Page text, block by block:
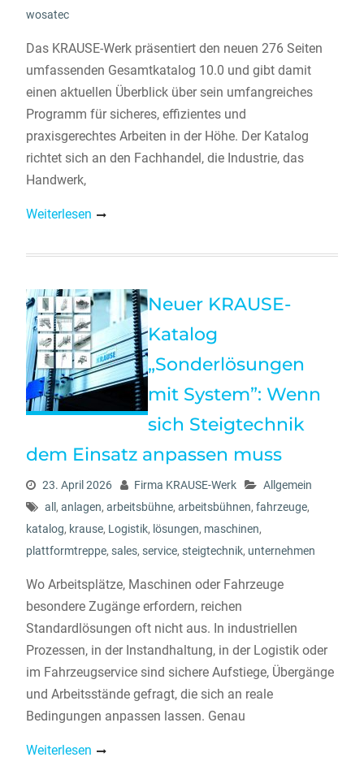
wosatec
Das KRAUSE-Werk präsentiert den neuen 276 Seiten
umfassenden Gesamtkatalog 10.0 und gibt damit
einen aktuellen Überblick über sein umfangreiches
Programm für sicheres, effizientes und
praxisgerechtes Arbeiten in der Höhe. Der Katalog
richtet sich an den Fachhandel, die Industrie, das
Handwerk,
Weiterlesen
Neuer KRAUSE-
Katalog
„Sonderlösungen
mit System”: Wenn
sich Steigtechnik
dem Einsatz anpassen muss
23. April 2026 Firma KRAUSE-Werk
Allgemein
all , anlagen, arbeitsbühne, arbeitsbühnen, fahrzeuge,
katalog, krause, Logistik, lösungen, maschinen,
plattformtreppe, sales, service, steigtechnik, unternehmen
Wo Arbeitsplätze, Maschinen oder Fahrzeuge
besondere Zugänge erfordern, reichen
Standardlösungen oft nicht aus. In industriellen
Prozessen, in der Instandhaltung, in der Logistik oder
im Fahrzeugservice sind sichere Aufstiege, Übergänge
und Arbeitsstände gefragt, die sich an reale
Bedingungen anpassen lassen. Genau
Weiterlesen